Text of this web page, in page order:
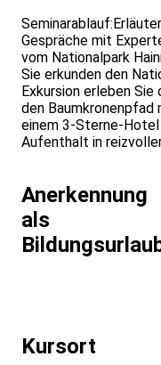
Gespräche mit
vom Nationalpark
Sie erkunden den
Exkursion erleben Sie
den Baumkronenpfad
einem 3-Sterne-
Aufenthalt in
Anerkennung
als
Kursort